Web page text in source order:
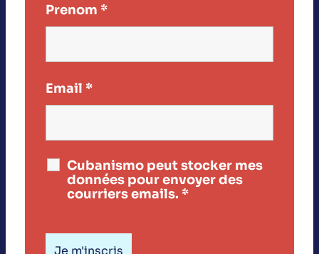
Prenom *
Email *
Cubanismo peut stocker mes
données pour envoyer des
courriers emails. *